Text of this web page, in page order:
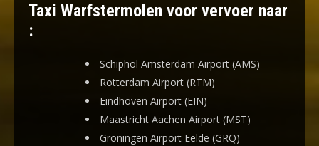
Taxi Warfstermolen voor vervoer naar
:
Schiphol Amsterdam Airport (AMS)
Rotterdam Airport (RTM)
Eindhoven Airport (EIN)
Maastricht Aachen Airport (MST)
Groningen Airport Eelde (GRQ)